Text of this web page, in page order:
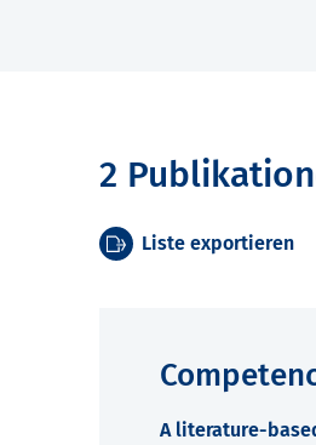
2
Liste exportieren
A literature-